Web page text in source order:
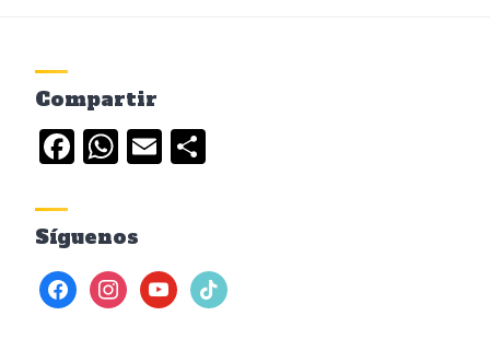
Compartir
Facebook
WhatsApp
Email
Síguenos
facebookinstagramyoutubetiktok